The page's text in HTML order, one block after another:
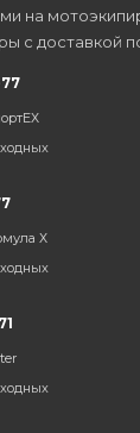
на
с доставкой
Х